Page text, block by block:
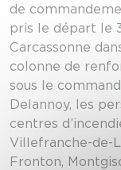
de
pris le départ le
Carcassonne
colonne de
sous le
Delannoy, les
centres
Villefranche-de-
Fronton,